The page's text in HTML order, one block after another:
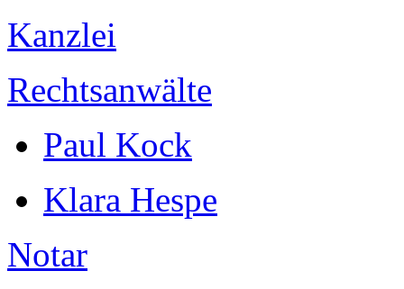
Kanzlei
Rechtsanwälte
Paul Kock
Klara Hespe
Notar